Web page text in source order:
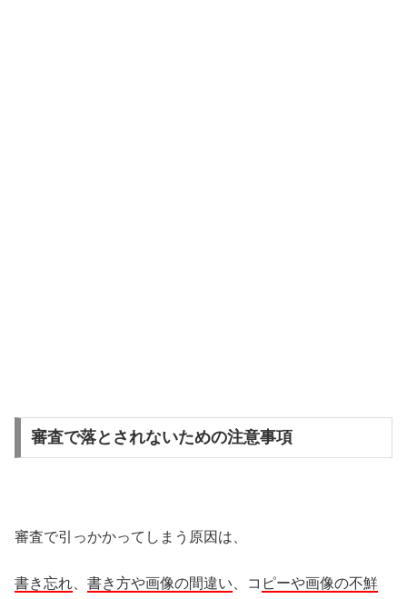
審査で落とされないための注意事項
審査で引っかかってしまう原因は、
書き忘れ 書き方や画像の間違い 、コ ピーや画像の不鮮